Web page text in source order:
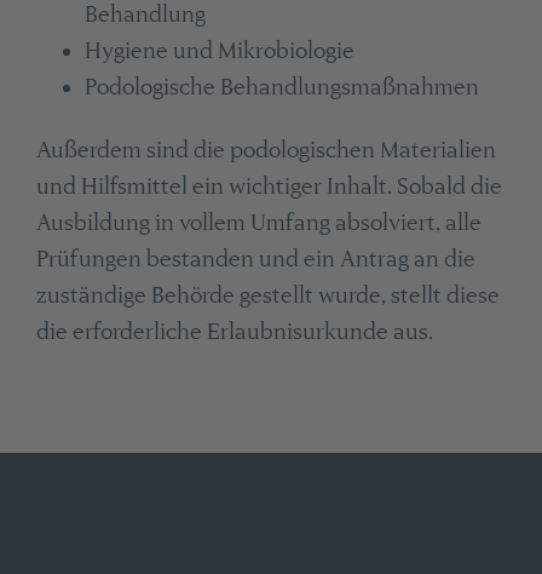
Behandlung
Hygiene und Mikrobiologie
Podologische Behandlungsmaßnahmen
Außerdem sind die podologischen Materialien
und Hilfsmittel ein wichtiger Inhalt. Sobald die
Ausbildung in vollem Umfang absolviert, alle
Prüfungen bestanden und ein Antrag an die
zuständige Behörde gestellt wurde, stellt diese
die erforderliche Erlaubnisurkunde aus.